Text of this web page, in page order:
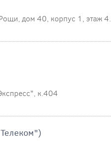
дом 40, корпус 1, этаж 4.
к.404